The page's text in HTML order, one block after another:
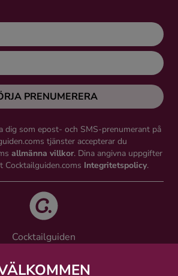
PRENUMERERA
dig som epost- och SMS-prenumerant på
tjänster accepterar du
allmänna villkor. Dina angivna uppgifter
Cocktailguiden.coms Integritetspolicy.
Cocktailguiden
21, 111 64 Stockholm